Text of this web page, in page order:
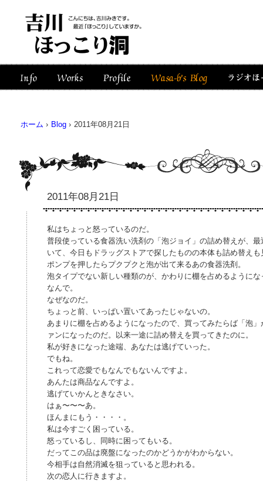
ホーム › Blog › 2011年08月21日
2011年08月21日
私はちょっと怒っているのだ。
普段使っている食器洗い洗剤の「泡ジョイ」の詰め替えが、
いて、今日もドラッグストアで探したものの本体も詰め替え
ポンプを押したらプクプクと泡が出て来るあの食器洗剤。
泡タイプでない新しい種類のが、かわりに棚を占めるようにな
なんで。
なぜなのだ。
ちょっと前、いっぱい置いてあったじゃないの。
あまりに棚を占めるようになったので、買ってみたらば「泡
ァンになったのだ。以来一途に詰め替えを買ってきたのに。
私が好きになった途端、あなたは逃げていった。
でもね。
これって恋愛でもなんでもないんですよ。
あんたは商品なんですよ。
逃げていかんときなさい。
はぁ〜〜〜あ。
ほんまにもう・・・・。
私は今すごく困っている。
怒っているし、同時に困ってもいる。
だってこの品は廃盤になったのかどうかがわからない。
今相手は自然消滅を狙っていると思われる。
次の恋人に行きますよ。